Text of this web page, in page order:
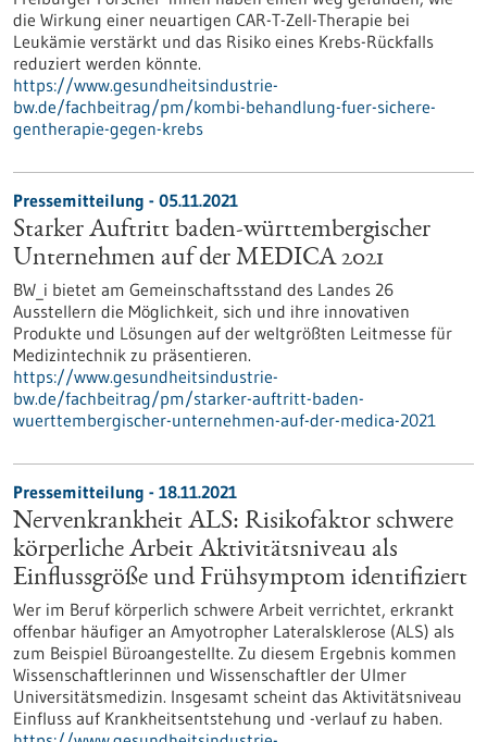
die Wirkung einer neuartigen CAR-T-Zell-Therapie bei
Leukämie verstärkt und das Risiko eines Krebs-Rückfalls
reduziert werden könnte.
https://www.gesundheitsindustrie-
bw.de/fachbeitrag/pm/kombi-behandlung-fuer-sichere-
gentherapie-gegen-krebs
Pressemitteilung - 05.11.2021
Starker Auftritt baden-württembergischer
Unternehmen auf der MEDICA 2021
BW_i bietet am Gemeinschaftsstand des Landes 26
Ausstellern die Möglichkeit, sich und ihre innovativen
Produkte und Lösungen auf der weltgrößten Leitmesse für
Medizintechnik zu präsentieren.
https://www.gesundheitsindustrie-
bw.de/fachbeitrag/pm/starker-auftritt-baden-
wuerttembergischer-unternehmen-auf-der-medica-2021
Pressemitteilung - 18.11.2021
Nervenkrankheit ALS: Risikofaktor schwere
körperliche Arbeit Aktivitätsniveau als
Einflussgröße und Frühsymptom identifiziert
Wer im Beruf körperlich schwere Arbeit verrichtet, erkrankt
offenbar häufiger an Amyotropher Lateralsklerose (ALS) als
zum Beispiel Büroangestellte. Zu diesem Ergebnis kommen
Wissenschaftlerinnen und Wissenschaftler der Ulmer
Universitätsmedizin. Insgesamt scheint das Aktivitätsniveau
Einfluss auf Krankheitsentstehung und -verlauf zu haben.